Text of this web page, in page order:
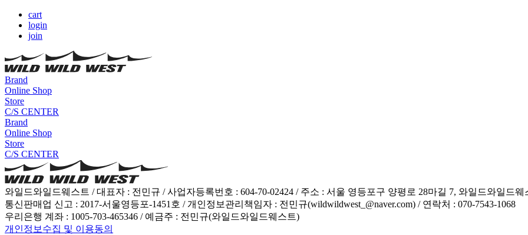
cart
login
join
Brand
Online Shop
Store
C/S CENTER
Brand
Online Shop
Store
C/S CENTER
와일드와일드웨스트 / 대표자 : 전민규 / 사업자등록번호 : 604-70-02424 / 주소 : 서울 영등포구 양평로 28마길 7, 와일드와일드웨
통신판매업 신고 : 2017-서울영등포-1451호 / 개인정보관리책임자 : 전민규(wildwildwest_@naver.com) / 연락처 : 070-7543-1068
우리은행 계좌 : 1005-703-465346 / 예금주 : 전민규(와일드와일드웨스트)
개인정보수집 및 이용동의